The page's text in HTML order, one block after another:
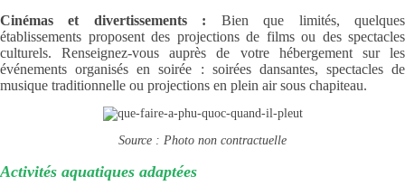
Cinémas et divertissements : Bien que limités, quelques
établissements proposent des projections de films ou des spectacles
culturels. Renseignez-vous auprès de votre hébergement sur les
événements organisés en soirée : soirées dansantes, spectacles de
musique traditionnelle ou projections en plein air sous chapiteau.
Source : Photo non contractuelle
Activités aquatiques adaptées